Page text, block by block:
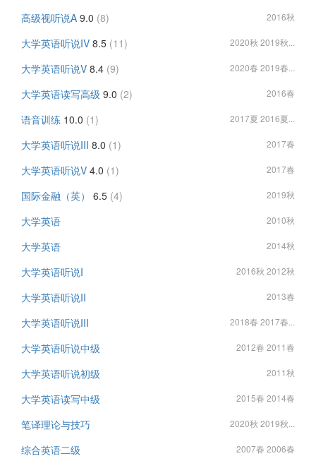
高级视听说A 9.0 (8) 2016秋
大学英语听说IV 8.5 (11) 2020秋 2019秋...
大学英语听说V 8.4 (9) 2020春 2019春...
大学英语读写高级 9.0 (2) 2016春
语音训练 10.0 (1) 2017夏 2016夏...
大学英语听说III 8.0 (1) 2017春
大学英语听说V 4.0 (1) 2017春
国际金融（英） 6.5 (4) 2019秋
大学英语 2010秋
大学英语 2014秋
大学英语听说I 2016秋 2012秋
大学英语听说II 2013春
大学英语听说III 2018春 2017春...
大学英语听说中级 2012春 2011春
大学英语听说初级 2011秋
大学英语读写中级 2015春 2014春
笔译理论与技巧 2020秋 2019秋...
综合英语二级 2007春 2006春